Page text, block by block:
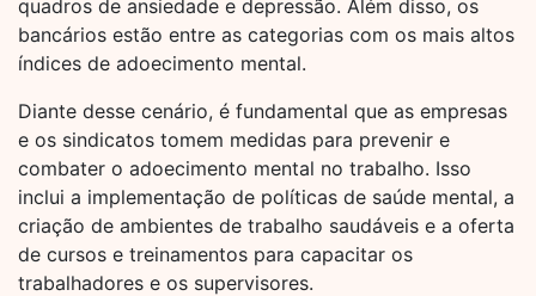
quadros de ansiedade e depressão. Além disso, os
bancários estão entre as categorias com os mais altos
índices de adoecimento mental.
Diante desse cenário, é fundamental que as empresas
e os sindicatos tomem medidas para prevenir e
combater o adoecimento mental no trabalho. Isso
inclui a implementação de políticas de saúde mental, a
criação de ambientes de trabalho saudáveis e a oferta
de cursos e treinamentos para capacitar os
trabalhadores e os supervisores.